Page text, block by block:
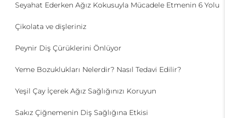
Seyahat Ederken Ağız Kokusuyla Mücadele Etmenin 6 Yolu
Çikolata ve dişleriniz
Peynir Diş Çürüklerini Önlüyor
Yeme Bozuklukları Nelerdir? Nasıl Tedavi Edilir?
Yeşil Çay İçerek Ağız Sağlığınızı Koruyun
Sakız Çiğnemenin Diş Sağlığına Etkisi